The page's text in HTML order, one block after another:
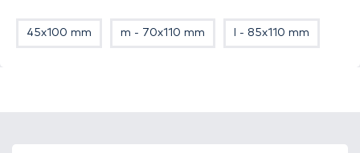
45x100 mm m - 70x110 mm l - 85x110 mm